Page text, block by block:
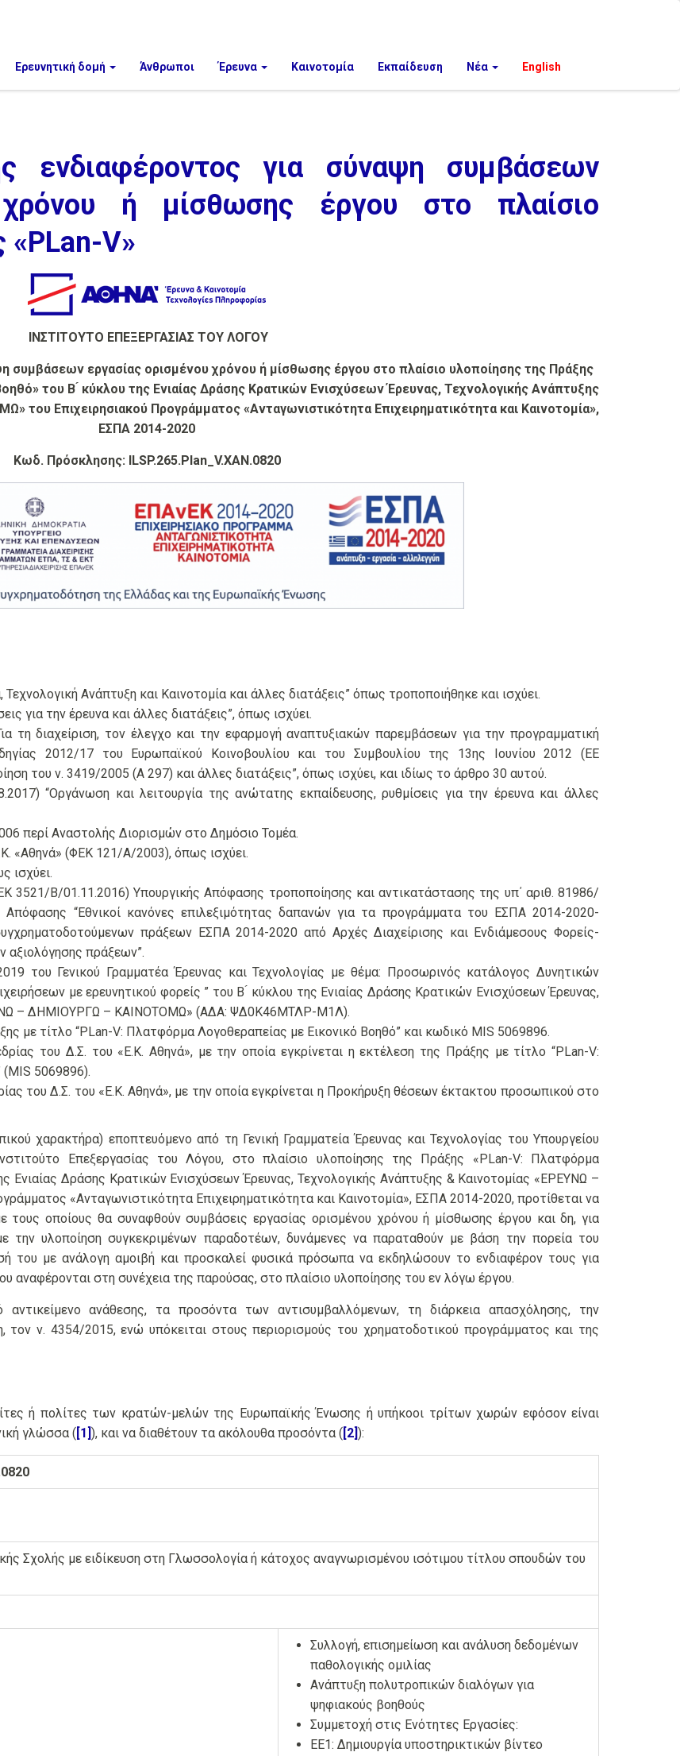
Ερευνητική δομή Άνθρωποι Έρευνα Καινοτομία Εκπαίδευση Νέα English
ενδιαφέροντος για σύναψη συμβάσεων
χρόνου ή μίσθωσης έργου στο πλαίσιο
«PLan-V»
ΙΝΣΤΙΤΟΥΤΟ ΕΠΕΞΕΡΓΑΣΙΑΣ ΤΟΥ ΛΟΓΟΥ
συμβάσεων εργασίας ορισμένου χρόνου ή μίσθωσης έργου στο πλαίσιο υλοποίησης της Πράξης
του B ́ κύκλου της Ενιαίας Δράσης Κρατικών Ενισχύσεων Έρευνας, Τεχνολογικής Ανάπτυξης
Επιχειρησιακού Προγράμματος «Ανταγωνιστικότητα Επιχειρηματικότητα και Καινοτομία»,
ΕΣΠΑ 2014-2020
Κωδ. Πρόσκλησης: ILSP.265.Plan_V.XAN.0820
Ανάπτυξη και Καινοτομία και άλλες διατάξεις” όπως τροποποιήθηκε και ισχύει.
για την έρευνα και άλλες διατάξεις”, όπως ισχύει.
διαχείριση, τον έλεγχο και την εφαρμογή αναπτυξιακών παρεμβάσεων για την προγραμματική
2012/17 του Ευρωπαϊκού Κοινοβουλίου και του Συμβουλίου της 13ης Ιουνίου 2012 (ΕΕ
του ν. 3419/2005 (Α 297) και άλλες διατάξεις”, όπως ισχύει, και ιδίως το άρθρο 30 αυτού.
“Οργάνωση και λειτουργία της ανώτατης εκπαίδευσης, ρυθμίσεις για την έρευνα και άλλες
περί Αναστολής Διορισμών στο Δημόσιο Τομέα.
«Αθηνά» (ΦΕΚ 121/Α/2003), όπως ισχύει.
ισχύει.
Β/01.11.2016) Υπουργικής Απόφασης τροποποίησης και αντικατάστασης της υπ΄ αριθ. 81986/
“Εθνικοί κανόνες επιλεξιμότητας δαπανών για τα προγράμματα του ΕΣΠΑ 2014-2020-
πράξεων ΕΣΠΑ 2014-2020 από Αρχές Διαχείρισης και Ενδιάμεσους Φορείς-
πράξεων”.
του Γενικού Γραμματέα Έρευνας και Τεχνολογίας με θέμα: Προσωρινός κατάλογος Δυνητικών
με ερευνητικού φορείς ” του B ́ κύκλου της Ενιαίας Δράσης Κρατικών Ενισχύσεων Έρευνας,
– ΔΗΜΙΟΥΡΓΩ – ΚΑΙΝΟΤΟΜΩ» (ΑΔΑ: ΨΔ0Κ46ΜΤΛΡ-Μ1Λ).
με τίτλο “PLan-V: Πλατφόρμα Λογοθεραπείας με Εικονικό Βοηθό” και κωδικό MIS 5069896.
του Δ.Σ. του «Ε.Κ. Αθηνά», με την οποία εγκρίνεται η εκτέλεση της Πράξης με τίτλο “PLan-V:
(MIS 5069896).
του Δ.Σ. του «Ε.Κ. Αθηνά», με την οποία εγκρίνεται η Προκήρυξη θέσεων έκτακτου προσωπικού στο
χαρακτήρα) εποπτευόμενο από τη Γενική Γραμματεία Έρευνας και Τεχνολογίας του Υπουργείου
Επεξεργασίας του Λόγου, στο πλαίσιο υλοποίησης της Πράξης «PLan-V: Πλατφόρμα
Ενιαίας Δράσης Κρατικών Ενισχύσεων Έρευνας, Τεχνολογικής Ανάπτυξης & Καινοτομίας «ΕΡΕΥΝΩ –
«Ανταγωνιστικότητα Επιχειρηματικότητα και Καινοτομία», ΕΣΠΑ 2014-2020, προτίθεται να
τους οποίους θα συναφθούν συμβάσεις εργασίας ορισμένου χρόνου ή μίσθωσης έργου και δη, για
την υλοποίηση συγκεκριμένων παραδοτέων, δυνάμενες να παραταθούν με βάση την πορεία του
με ανάλογη αμοιβή και προσκαλεί φυσικά πρόσωπα να εκδηλώσουν το ενδιαφέρον τους για
στη συνέχεια της παρούσας, στο πλαίσιο υλοποίησης του εν λόγω έργου.
ανάθεσης, τα προσόντα των αντισυμβαλλόμενων, τη διάρκεια απασχόλησης, την
τον ν. 4354/2015, ενώ υπόκειται στους περιορισμούς του χρηματοδοτικού προγράμματος και της
ή πολίτες των κρατών-μελών της Ευρωπαϊκής Ένωσης ή υπήκοοι τρίτων χωρών εφόσον είναι
γλώσσα ( [1] ), και να διαθέτουν τα ακόλουθα προσόντα ( [2] ):
Σχολής με ειδίκευση στη Γλωσσολογία ή κάτοχος αναγνωρισμένου ισότιμου τίτλου σπουδών του
Συλλογή, επισημείωση και ανάλυση δεδομένων
παθολογικής ομιλίας
Ανάπτυξη πολυτροπικών διαλόγων για
ψηφιακούς βοηθούς
Συμμετοχή στις Ενότητες Εργασίες:
EE1: Δημιουργία υποστηρικτικών βίντεο